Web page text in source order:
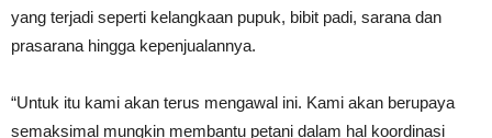
yang terjadi seperti kelangkaan pupuk, bibit padi, sarana dan
prasarana hingga kepenjualannya.
“Untuk itu kami akan terus mengawal ini. Kami akan berupaya
semaksimal mungkin membantu petani dalam hal koordinasi